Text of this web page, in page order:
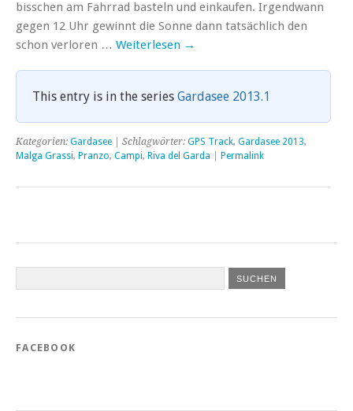
bisschen am Fahrrad basteln und einkaufen. Irgendwann
gegen 12 Uhr gewinnt die Sonne dann tatsächlich den
schon verloren … Weiterlesen →
This entry is in the series Gardasee 2013.1
Kategorien: Gardasee | Schlagwörter: GPS Track, Gardasee 2013,
Malga Grassi, Pranzo, Campi, Riva del Garda Permalink
FACEBOOK